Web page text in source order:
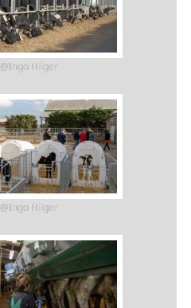
@Ingo Hilger
@Ingo Hilger